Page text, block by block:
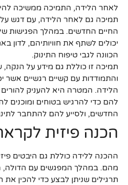
לאחר הלידה, התמיכה ממשיכה
תמיכה גם לאחר הלידה, עם דגש על
החיים החדשים. במהלך הפגישות
יכולים לשתף את חוויותיהם, לדון
הכוונה לגבי טיפוח התינוק.
תמיכה זו כוללת גם מידע על הנקה,
והתמודדות עם קשיים רגשיים אשר
הלידה. המטרה היא להעניק
להם כדי להרגיש בטוחים ומוכנים
החדשים, ולסייע להם להתחבר
הכנה פיזית
ההכנה ללידה כוללת גם היבטים
מהם. במהלך המפגשים עם הדולה,
תרגילים שניתן לבצע כדי להכין את